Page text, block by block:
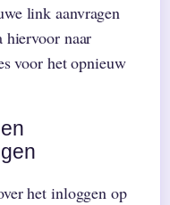
link aanvragen
hiervoor naar
voor het opnieuw
het inloggen op